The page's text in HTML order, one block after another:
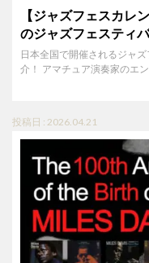
【ジャズフェスカレ
のジャズフェスティ
日本全国で開催されるジャ
介！ アマチュア演奏家のエ
投稿日 : 2026.04.21